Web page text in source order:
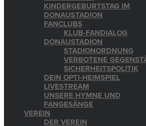
KINDERGEBURTSTAG IM
DONAUSTADION
FANCLUBS
KLUB-FANDIALOG
DONAUSTADION
STADIONORDNUNG
VERBOTENE
SICHERHEITSPOLITIK
DEIN OPTI-HEIMSPIEL
LIVESTREAM
UNSERE HYMNE UND
FANGESÄNGE
VEREIN
DER VEREIN